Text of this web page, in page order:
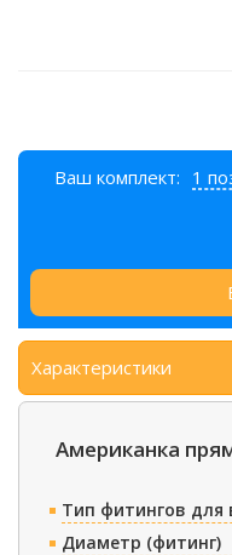
Ваш комплект: 1
Характеристики
Американка
Тип фитингов для
Диаметр (фитинг)